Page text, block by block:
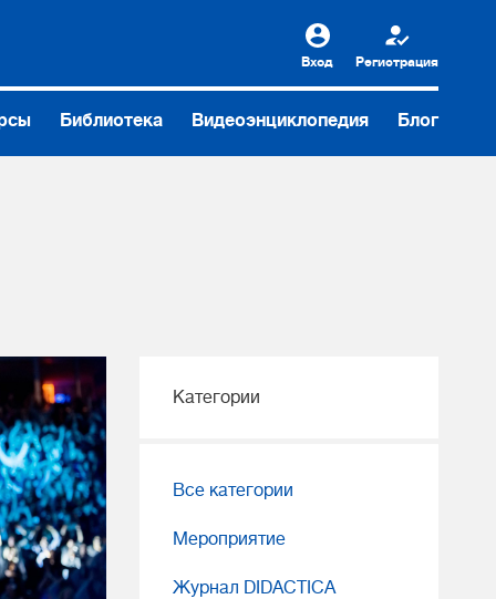
Вход Регистрация
Библиотека Видеоэнциклопедия Блог
Категории
Все категории
Мероприятие
Журнал DIDACTICA